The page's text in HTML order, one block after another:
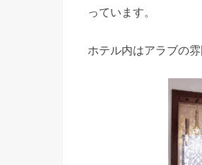
っています。
ホテル内はアラブの